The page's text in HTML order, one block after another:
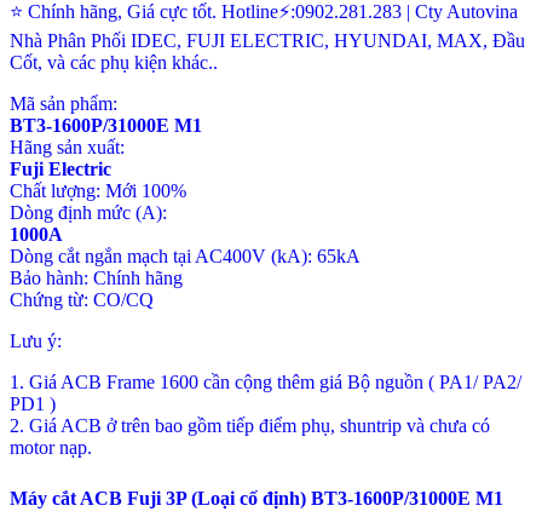
⭐ Chính hãng, Giá cực tốt. Hotline⚡:0902.281.283 | Cty Autovina
Nhà Phân Phối IDEC, FUJI ELECTRIC, HYUNDAI, MAX, Đầu
Cốt, và các phụ kiện khác..
Mã sản phẩm:
BT3-1600P/31000E M1
Hãng sản xuất:
Fuji Electric
Chất lượng: Mới 100%
Dòng định mức (A):
1000A
Dòng cắt ngắn mạch tại AC400V (kA): 65kA
Bảo hành: Chính hãng
Chứng từ: CO/CQ
Lưu ý:
1. Giá ACB Frame 1600 cần cộng thêm giá Bộ nguồn ( PA1/ PA2/
PD1 )
2. Giá ACB ở trên bao gồm tiếp điểm phụ, shuntrip và chưa có
motor nạp.
Máy cắt ACB Fuji 3P (Loại cố định) BT3-1600P/31000E M1